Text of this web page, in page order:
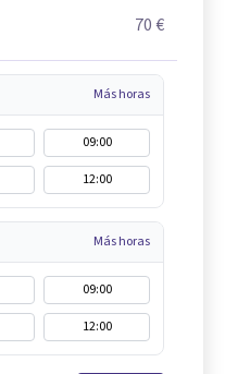
70 €
Más horas
09:00
12:00
Más horas
09:00
12:00